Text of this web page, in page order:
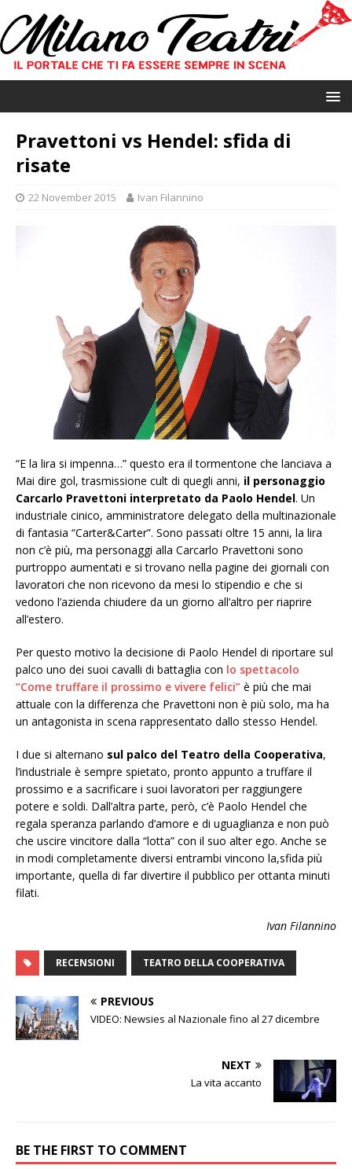
Pravettoni vs Hendel: sfida di
risate
22 November 2015 Ivan Filannino
“E la lira si impenna…” questo era il tormentone che lanciava a
Mai dire gol, trasmissione cult di quegli anni, il personaggio
Carcarlo Pravettoni interpretato da Paolo Hendel. Un
industriale cinico, amministratore delegato della multinazionale
di fantasia “Carter&Carter”. Sono passati oltre 15 anni, la lira
non c’è più, ma personaggi alla Carcarlo Pravettoni sono
purtroppo aumentati e si trovano nella pagine dei giornali con
lavoratori che non ricevono da mesi lo stipendio e che si
vedono l’azienda chiudere da un giorno all’altro per riaprire
all’estero.
Per questo motivo la decisione di Paolo Hendel di riportare sul
palco uno dei suoi cavalli di battaglia con lo spettacolo
“Come truffare il prossimo e vivere felici” è più che mai
attuale con la differenza che Pravettoni non è più solo, ma ha
un antagonista in scena rappresentato dallo stesso Hendel.
I due si alternano sul palco del Teatro della Cooperativa,
l’industriale è sempre spietato, pronto appunto a truffare il
prossimo e a sacrificare i suoi lavoratori per raggiungere
potere e soldi. Dall’altra parte, però, c’è Paolo Hendel che
regala speranza parlando d’amore e di uguaglianza e non può
che uscire vincitore dalla “lotta” con il suo alter ego. Anche se
in modi completamente diversi entrambi vincono la,sfida più
importante, quella di far divertire il pubblico per ottanta minuti
filati.
Ivan Filannino
RECENSIONI TEATRO DELLA COOPERATIVA
PREVIOUS
VIDEO: Newsies al Nazionale fino al 27 dicembre
NEXT
La vita accanto
BE THE FIRST TO COMMENT